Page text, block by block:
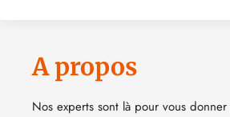
A propos
Nos experts sont là pour vous